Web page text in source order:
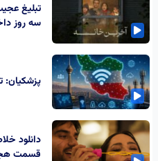
سه روز
پزشکیان:
دانلود
قسمت